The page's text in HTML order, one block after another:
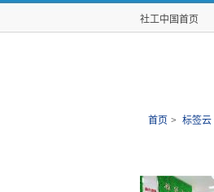
社工中国首页
首页 > 标签云